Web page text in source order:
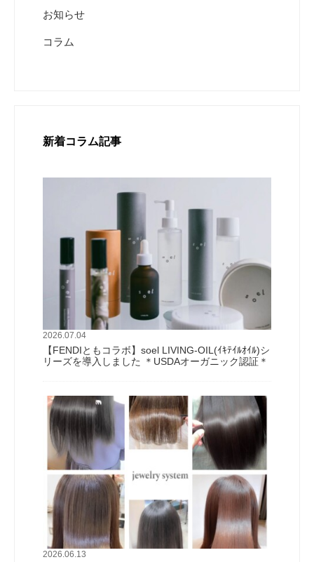
お知らせ
コラム
新着コラム記事
2026.07.04
【FENDIともコラボ】soel LIVING-OIL(ｲｷﾃｲﾙｵｲﾙ)シ
リーズを導入しました ＊USDAオーガニック認証＊
2026.06.13